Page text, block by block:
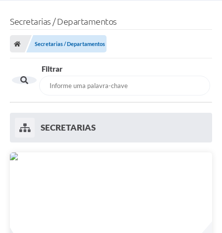
Secretarias / Departamentos
Secretarias / Departamentos
Filtrar
SECRETARIAS